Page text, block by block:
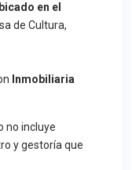
en el
de Cultura,
Inmobiliaria
no incluye
y gestoría que